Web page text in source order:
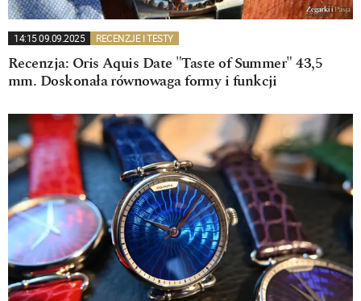
14:15 09.09.2025 RECENZJE I TESTY
Recenzja: Oris Aquis Date "Taste of Summer" 43,5
mm. Doskonała równowaga formy i funkcji